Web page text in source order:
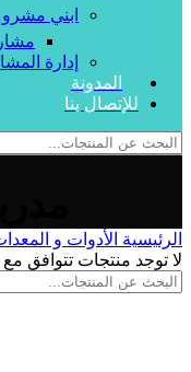
ابني
إدارة
المدونة
للإتصال بنا
الرئيسية الأدوات و
لا توجد منتجات تتوافق مع